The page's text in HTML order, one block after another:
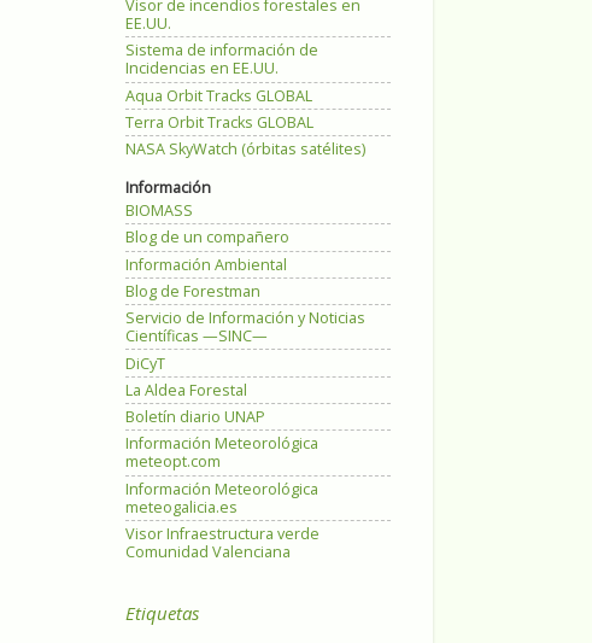
Visor de incendios forestales en
EE.UU.
Sistema de información de
Incidencias en EE.UU.
Aqua Orbit Tracks GLOBAL
Terra Orbit Tracks GLOBAL
NASA SkyWatch (órbitas satélites)
Información
BIOMASS
Blog de un compañero
Información Ambiental
Blog de Forestman
Servicio de Información y Noticias
Científicas —SINC—
DiCyT
La Aldea Forestal
Boletín diario UNAP
Información Meteorológica
meteopt.com
Información Meteorológica
meteogalicia.es
Visor Infraestructura verde
Comunidad Valenciana
Etiquetas